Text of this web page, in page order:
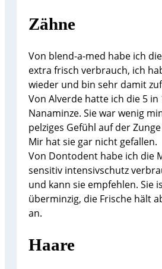
Zähne
Von blend-a-med habe ich
extra frisch verbrauch, ich
wieder und bin sehr damit
Von Alverde hatte ich die 5 in
Nanaminze. Sie war wenig
pelziges Gefühl auf der
Mir hat sie gar nicht gefallen.
Von Dontodent habe ich die
sensitiv intensivschutz
und kann sie empfehlen. Sie
überminzig, die Frische hält
an.
Haare